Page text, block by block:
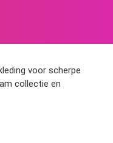
voor scherpe
collectie en